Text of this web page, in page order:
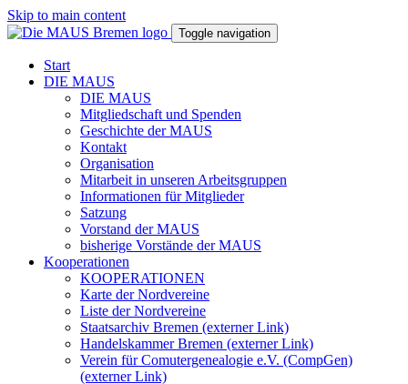
Skip to main content
Toggle navigation
Start
DIE MAUS
DIE MAUS
Mitgliedschaft und Spenden
Geschichte der MAUS
Kontakt
Organisation
Mitarbeit in unseren Arbeitsgruppen
Informationen für Mitglieder
Satzung
Vorstand der MAUS
bisherige Vorstände der MAUS
Kooperationen
KOOPERATIONEN
Karte der Nordvereine
Liste der Nordvereine
Staatsarchiv Bremen (externer Link)
Handelskammer Bremen (externer Link)
Verein für Comutergenealogie e.V. (CompGen)
(externer Link)